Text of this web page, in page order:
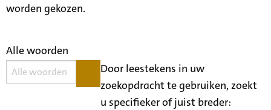
worden gekozen.
Alle woorden
Door leestekens in uw
zoekopdracht te gebruiken, zoekt
u specifieker of juist breder: